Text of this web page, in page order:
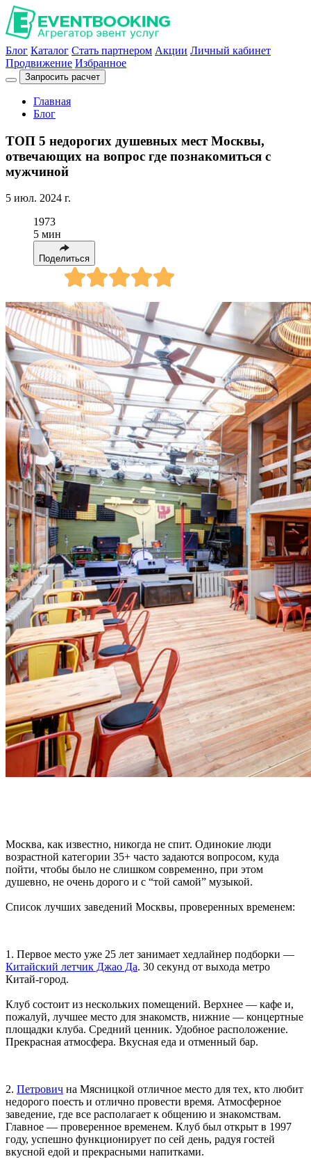
Блог Каталог Стать партнером Акции Личный кабинет
Продвижение Избранное
Запросить расчет
Главная
Блог
ТОП 5 недорогих душевных мест Москвы,
отвечающих на вопрос где познакомиться с
мужчиной
5 июл. 2024 г.
1973
5 мин
Поделиться
Москва, как известно, никогда не спит. Одинокие люди
возрастной категории 35+ часто задаются вопросом, куда
пойти, чтобы было не слишком современно, при этом
душевно, не очень дорого и с “той самой” музыкой.
Список лучших заведений Москвы, проверенных временем:
1. Первое место уже 25 лет занимает хедлайнер подборки —
Китайский летчик Джао Да. 30 секунд от выхода метро
Китай-город.
Клуб состоит из нескольких помещений. Верхнее — кафе и,
пожалуй, лучшее место для знакомств, нижние — концертные
площадки клуба. Средний ценник. Удобное расположение.
Прекрасная атмосфера. Вкусная еда и отменный бар.
2. Петрович на Мясницкой отличное место для тех, кто любит
недорого поесть и отлично провести время. Атмосферное
заведение, где все располагает к общению и знакомствам.
Главное — проверенное временем. Клуб был открыт в 1997
году, успешно функционирует по сей день, радуя гостей
вкусной едой и прекрасными напитками.